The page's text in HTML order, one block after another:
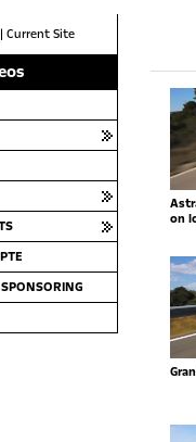
| Current Site
on